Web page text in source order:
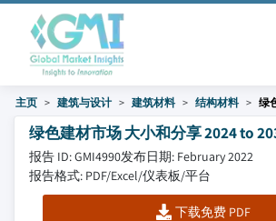
主页 建筑与设计 建筑材料 结构材料 绿
绿色建材市场 大小和分享 2024 to
报告 ID: GMI4990发布日期: February 2022
报告格式: PDF/Excel/仪表板/平台
下载免费 PDF